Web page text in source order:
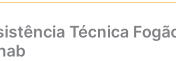
Técnica